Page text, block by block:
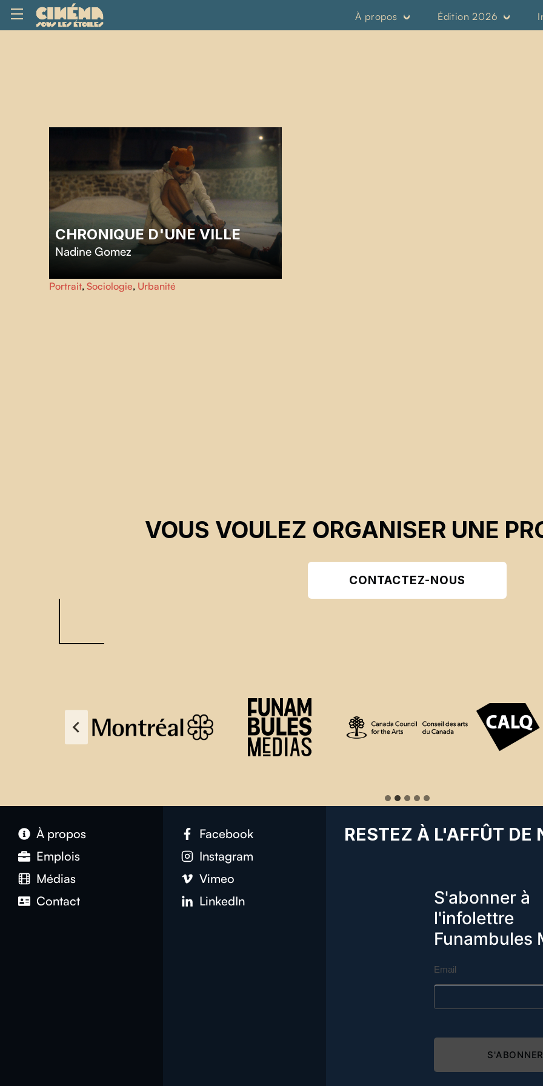
À propos Édition 2026
CHRONIQUE D'UNE VILLE
Nadine Gomez
Regroupement disparate de millions d’existences
urbanisées, les villes sont aussi le théâtre de nos rêves et
Portrait, Sociologie, Urbanité
VOUS VOULEZ ORGANISER UNE
CONTACTEZ-NOUS
À propos
Emplois
Médias
Contact
Facebook
Instagram
Vimeo
LinkedIn
RESTEZ À L'AFFÛT DE
S'abonner à
l'infolettre
Funambules
Email
S'ABONNER